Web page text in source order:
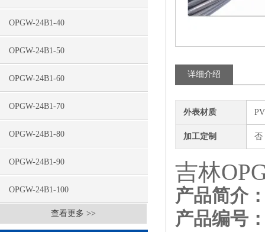
OPGW-24B1-40
OPGW-24B1-50
OPGW-24B1-60
OPGW-24B1-70
OPGW-24B1-80
OPGW-24B1-90
OPGW-24B1-100
查看更多 >>
详细介绍
外表材质
加工定制 否
吉林
产品简介
产品编号